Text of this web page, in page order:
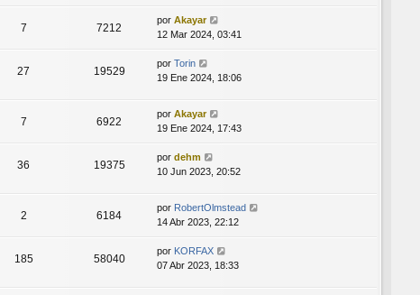
7 7212
por Akayar
12 Mar 2024, 03:41
27 19529
por Torin
19 Ene 2024, 18:06
7 6922
por Akayar
19 Ene 2024, 17:43
36 19375
por dehm
10 Jun 2023, 20:52
2 6184
por RobertOlmstead
14 Abr 2023, 22:12
185 58040
por KORFAX
07 Abr 2023, 18:33